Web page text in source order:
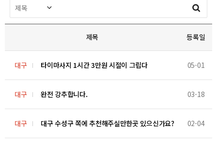
제목 등록일
대구 타이마사지 1시간 3만원 시절이 그립다 05-01
대구 완전 강추합니다. 03-18
대구 대구 수성구 쪽에 추천해주실만한곳 있으신가요? 02-04